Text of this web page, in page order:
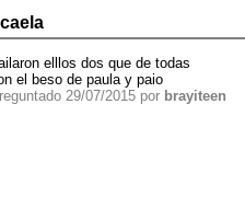
elllos dos que de todas
el beso de paula y paio
29/07/2015 por brayiteen